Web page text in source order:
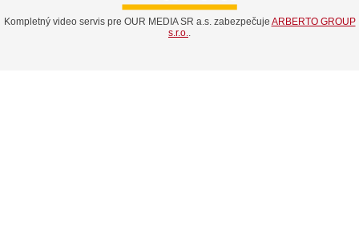
Kompletný video servis pre OUR MEDIA SR a.s. zabezpečuje ARBERTO GROUP
s.r.o..